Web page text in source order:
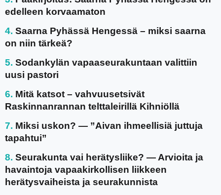
edelleen korvaamaton
Saarna Pyhässä Hengessä – miksi saarna
on niin tärkeä?
Sodankylän vapaaseurakuntaan valittiin
uusi pastori
Mitä katsot – vahvuusetsivät
Raskinnanrannan telttaleirillä Kihniöllä
Miksi uskon? — ”Aivan ihmeellisiä juttuja
tapahtui”
Seurakunta vai herätysliike? — Arvioita ja
havaintoja vapaakirkollisen liikkeen
herätysvaiheista ja seurakunnista